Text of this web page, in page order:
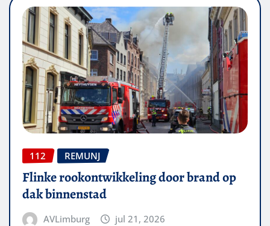
112 REMUNJ
Flinke rookontwikkeling door brand op
dak binnenstad
AVLimburg jul 21, 2026